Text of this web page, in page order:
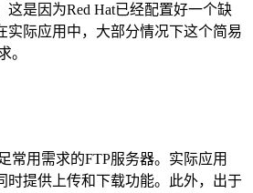
这是因为Red Hat已经配置好一个缺
实际应用中，大部分情况下这个简易
。
常用需求的FTP服务器。实际应用
时提供上传和下载功能。此外，出于